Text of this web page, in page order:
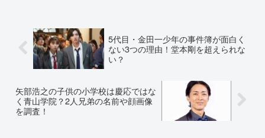
5代目・金田一少年の事件簿が面白く
ない3つの理由！堂本剛を超えられな
い？
矢部浩之の子供の小学校は慶応ではな
く青山学院？2人兄弟の名前や顔画像
を調査！